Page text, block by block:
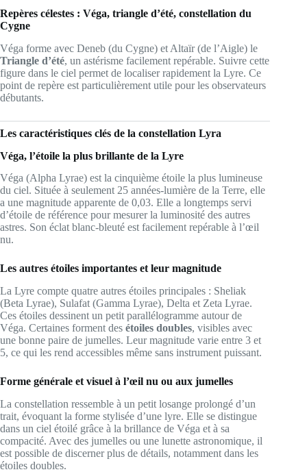
Repères célestes : Véga, triangle d’été, constellation du
Cygne
Véga forme avec Deneb (du Cygne) et Altaïr (de l’Aigle) le
Triangle d’été, un astérisme facilement repérable. Suivre cette
figure dans le ciel permet de localiser rapidement la Lyre. Ce
point de repère est particulièrement utile pour les observateurs
débutants.
Les caractéristiques clés de la constellation Lyra
Véga, l’étoile la plus brillante de la Lyre
Véga (Alpha Lyrae) est la cinquième étoile la plus lumineuse
du ciel. Située à seulement 25 années-lumière de la Terre, elle
a une magnitude apparente de 0,03. Elle a longtemps servi
d’étoile de référence pour mesurer la luminosité des autres
astres. Son éclat blanc-bleuté est facilement repérable à l’œil
nu.
Les autres étoiles importantes et leur magnitude
La Lyre compte quatre autres étoiles principales : Sheliak
(Beta Lyrae), Sulafat (Gamma Lyrae), Delta et Zeta Lyrae.
Ces étoiles dessinent un petit parallélogramme autour de
Véga. Certaines forment des étoiles doubles, visibles avec
une bonne paire de jumelles. Leur magnitude varie entre 3 et
5, ce qui les rend accessibles même sans instrument puissant.
Forme générale et visuel à l’œil nu ou aux jumelles
La constellation ressemble à un petit losange prolongé d’un
trait, évoquant la forme stylisée d’une lyre. Elle se distingue
dans un ciel étoilé grâce à la brillance de Véga et à sa
compacité. Avec des jumelles ou une lunette astronomique, il
est possible de discerner plus de détails, notamment dans les
étoiles doubles.